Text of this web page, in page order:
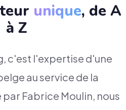
unique, de A
à Z
c'est l'expertise d'une
au service de la
Fabrice Moulin, nous